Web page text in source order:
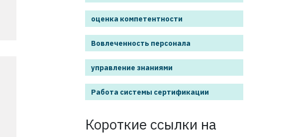
оценка компетентности
Вовлеченность персонала
управление знаниями
Работа системы сертификации
Короткие ссылки на